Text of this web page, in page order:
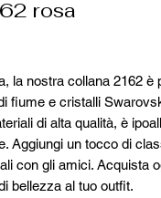
rosa
la nostra collana 2162
fiume e cristalli
di alta qualità, è
Aggiungi un tocco di
con gli amici. Acquista
bellezza al tuo outfit.